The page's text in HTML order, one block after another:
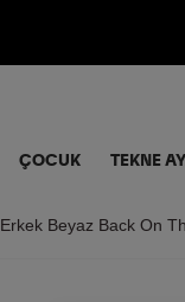
ÇOCUK TEKNE
Erkek Beyaz Back On